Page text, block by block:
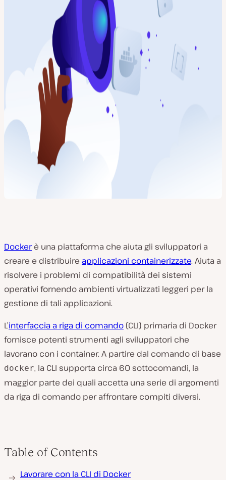
Dockerè una piattaforma che aiuta gli sviluppatori a
creare e distribuire applicazioni containerizzate. Aiuta a
risolvere i problemi di compatibilità dei sistemi
operativi fornendo ambienti virtualizzati leggeri per la
gestione di tali applicazioni.
L’interfaccia a riga di comando (CLI) primaria di Docker
fornisce potenti strumenti agli sviluppatori che
lavorano con i container. A partire dal comando di base
docker, la CLI supporta circa 60 sottocomandi, la
maggior parte dei quali accetta una serie di argomenti
da riga di comando per affrontare compiti diversi.
Table of Contents
Lavorare con la CLI di Docker